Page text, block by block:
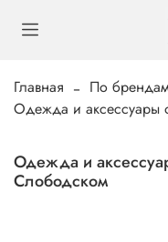
Главная По
Одежда и аксессуары
Одежда и
Слободском